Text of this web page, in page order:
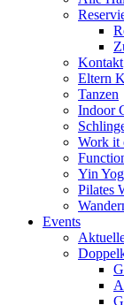
Kontakt
Eltern
Tanzen
Indoor
Work it
Yin
Pilates
Events